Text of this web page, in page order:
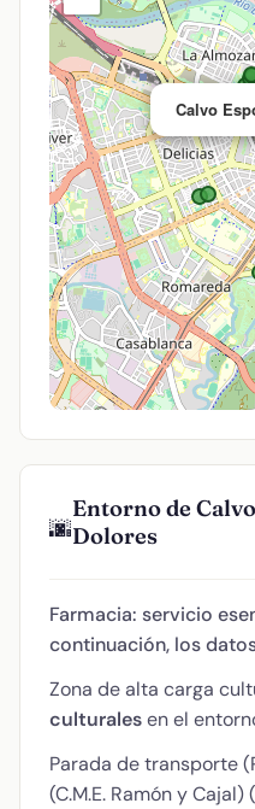
Calvo
🌆
Entorno de
Dolores
Farmacia: servicio
continuación, los
Zona de alta carga
culturalesen el
Parada de transporte
(C.M.E. Ramón y